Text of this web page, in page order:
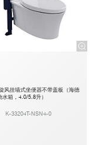
风挂墙式坐便器不带盖板（海德
水箱，4.0/5.8升）
K-33204T-NSN4-0